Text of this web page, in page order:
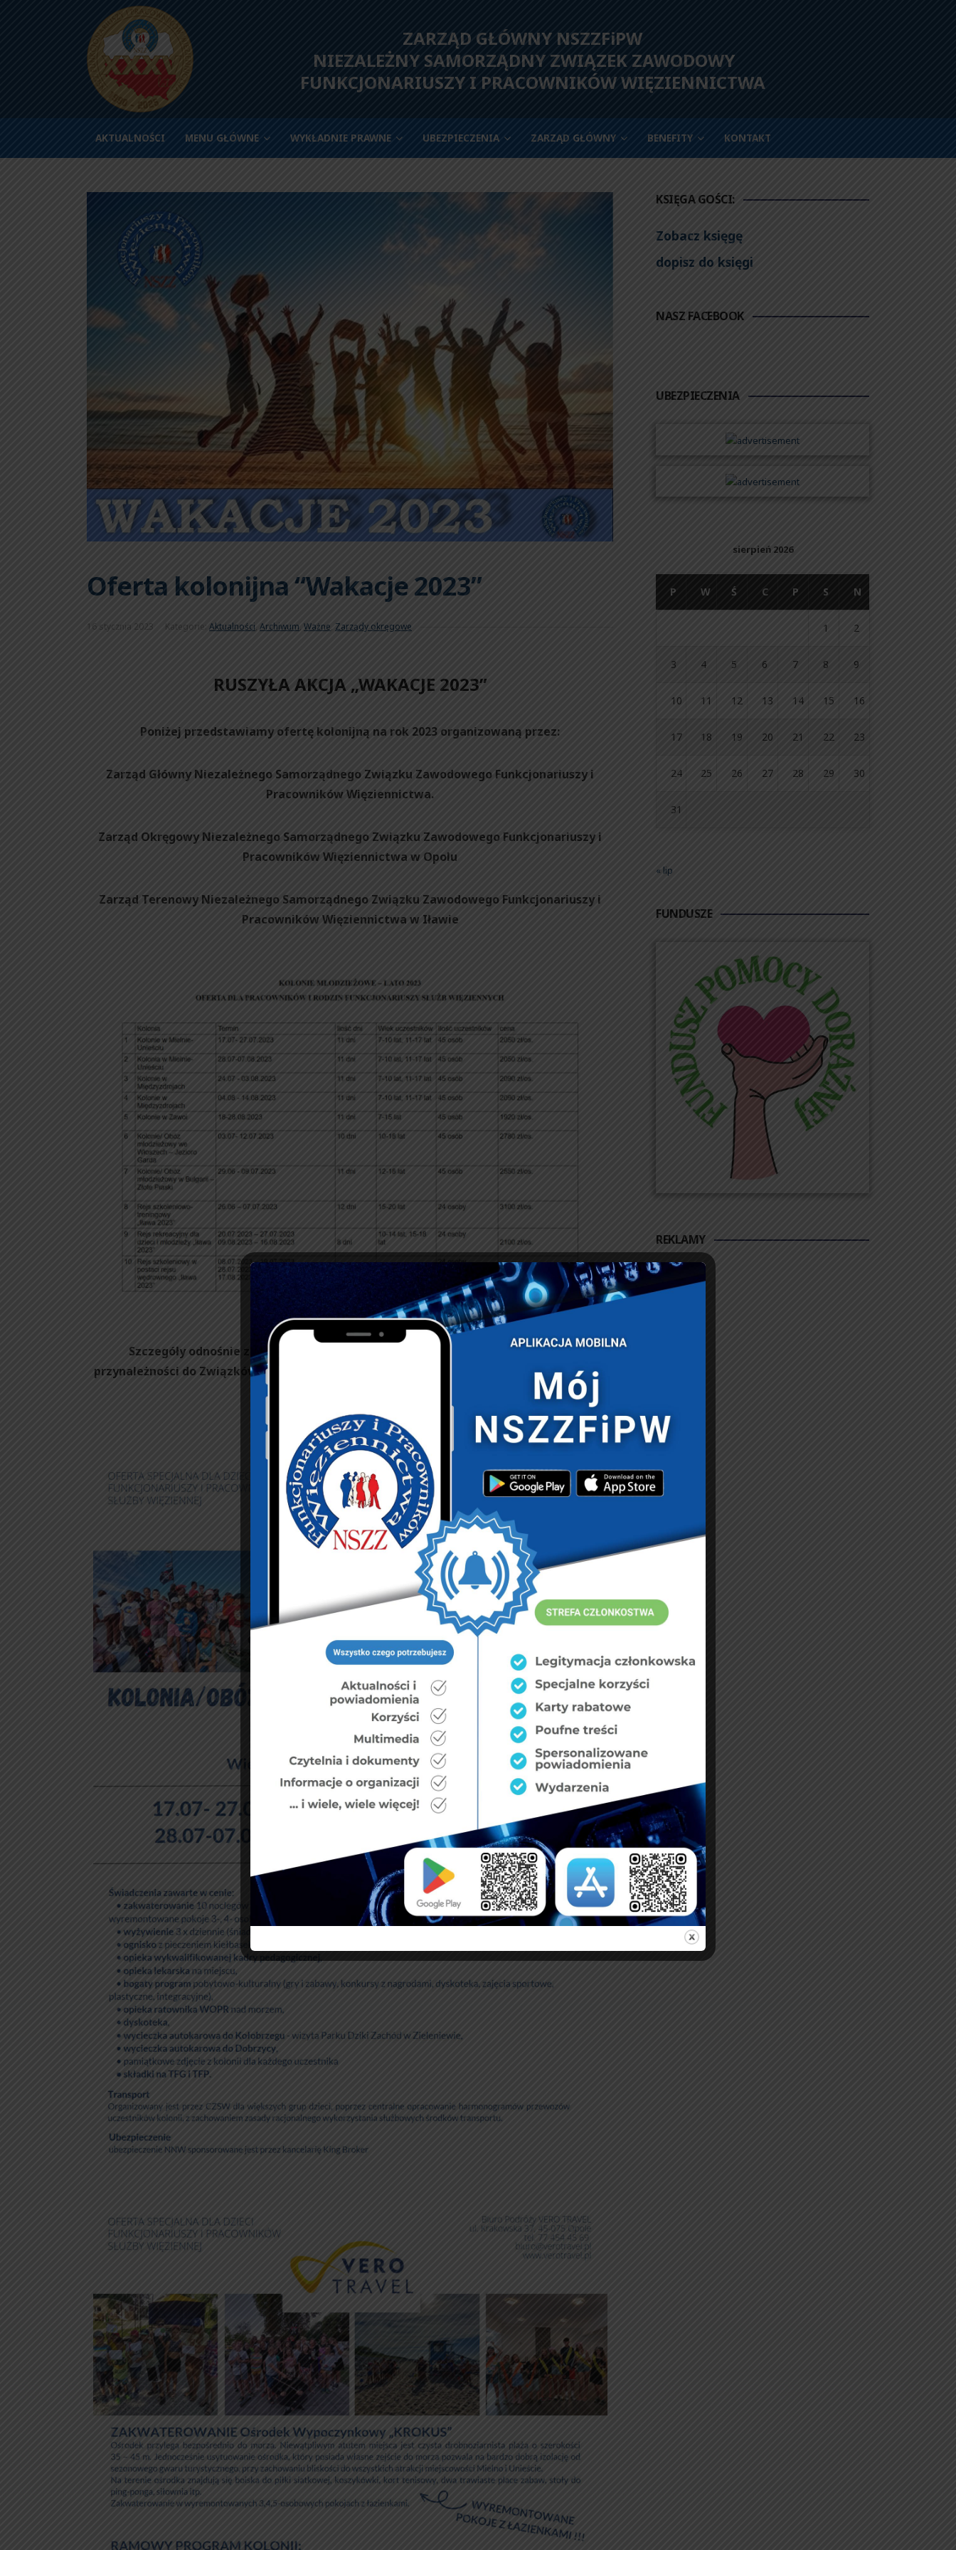
ZARZĄD GŁÓWNY NSZZFiPW
NIEZALEŻNY SAMORZĄDNY ZWIĄZEK ZAWODOWY
FUNKCJONARIUSZY I PRACOWNIKÓW WIĘZIENNICTWA
AKTUALNOŚCI MENU GŁÓWNE WYKŁADNIE PRAWNE UBEZPIECZENIA ZARZĄD GŁÓWNY BENEFITY KONTAKT
Oferta kolonijna “Wakacje 2023”
16 stycznia 2023 Kategorie: Aktualności, Archiwum, Ważne Zarządy okręgowe
RUSZYŁA AKCJA „WAKACJE 2023”
Poniżej przedstawiamy ofertę kolonijną na rok 2023 organizowaną przez:
Zarząd Główny Niezależnego Samorządnego Związku Zawodowego Funkcjonariuszy i
Pracowników Więziennictwa.
Zarząd Okręgowy Niezależnego Samorządnego Związku Zawodowego Funkcjonariuszy i
Pracowników Więziennictwa w Opolu
Zarząd Terenowy Niezależnego Samorządnego Związku Zawodowego Funkcjonariuszy i
Pracowników Więziennictwa w Iławie
Szczegóły odnośnie zapisów, wysokości zaliczki oraz dofinansowania z tytułu
przynależności do Związków Zawodowych będziemy podawać na bieżąco. Prosimy śledzić
Kolonie w Mielnie-Unieściu
KSIĘGA GOŚCI:
Zobacz księgę
dopisz do księgi
NASZ FACEBOOK
UBEZPIECZENIA
sierpień 2026
P W Ś C P S N
1 2
3 4 5 6 7 8 9
10 11 12 13 14 15 16
17 18 19 20 21 22 23
24 25 26 27 28 29 30
31
« lip
FUNDUSZE
REKLAMY